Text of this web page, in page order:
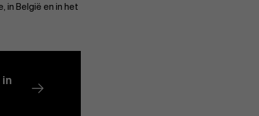
in België en in het
in